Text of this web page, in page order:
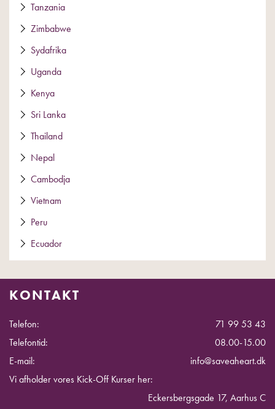
Tanzania
Zimbabwe
Sydafrika
Uganda
Kenya
Sri Lanka
Thailand
Nepal
Cambodja
Vietnam
Peru
Ecuador
KONTAKT
Telefon:
71 99 53 43
Telefontid:
08.00-15.00
E-mail:
info@saveaheart.dk
Vi afholder vores Kick-Off Kurser her:
Eckersbergsgade 17, Aarhus C